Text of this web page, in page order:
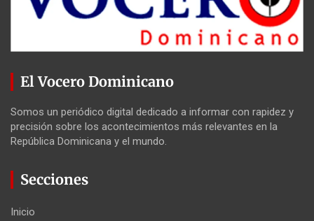
El Vocero Dominicano
Somos un periódico digital dedicado a informar con rapidez y
precisión sobre los acontecimientos más relevantes en la
República Dominicana y el mundo.
Secciones
Inicio